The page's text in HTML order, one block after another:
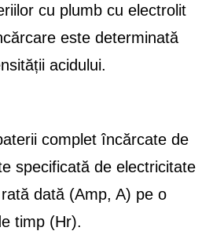
cu plumb cu electrolit
este determinată
acidului.
complet încărcate de
specificată de electricitate
dată (Amp, A) pe o
timp (Hr).